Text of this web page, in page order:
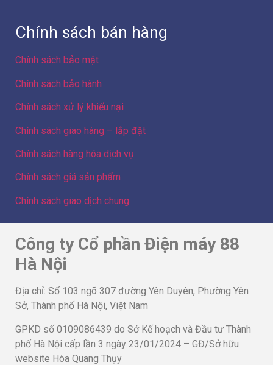
Chính sách bán hàng
Chính sách bảo mật
Chính sách bảo hành
Chính sách xử lý khiếu nại
Chính sách giao hàng – lắp đặt
Chính sách hàng hóa dịch vụ
Chính sách giá sản phẩm
Chính sách giao dịch chung
Công ty Cổ phần Điện máy 88
Hà Nội
Địa chỉ: Số 103 ngõ 307 đường Yên Duyên, Phường Yên
Sở, Thành phố Hà Nội, Việt Nam
GPKD số 0109086439 do Sở Kế hoạch và Đầu tư Thành
phố Hà Nội cấp lần 3 ngày 23/01/2024 – GĐ/Sở hữu
website Hòa Quang Thụy